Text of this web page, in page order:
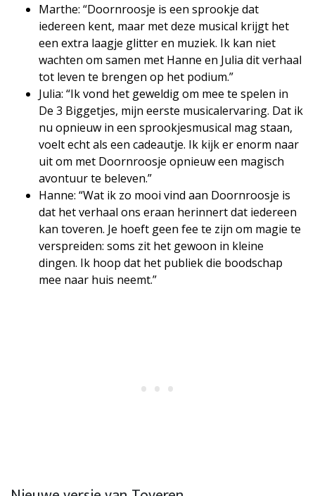
Marthe: “Doornroosje is een sprookje dat
iedereen kent, maar met deze musical krijgt het
een extra laagje glitter en muziek. Ik kan niet
wachten om samen met Hanne en Julia dit verhaal
tot leven te brengen op het podium.”
Julia: “Ik vond het geweldig om mee te spelen in
De 3 Biggetjes, mijn eerste musicalervaring. Dat ik
nu opnieuw in een sprookjesmusical mag staan,
voelt echt als een cadeautje. Ik kijk er enorm naar
uit om met Doornroosje opnieuw een magisch
avontuur te beleven.”
Hanne: “Wat ik zo mooi vind aan Doornroosje is
dat het verhaal ons eraan herinnert dat iedereen
kan toveren. Je hoeft geen fee te zijn om magie te
verspreiden: soms zit het gewoon in kleine
dingen. Ik hoop dat het publiek die boodschap
mee naar huis neemt.”